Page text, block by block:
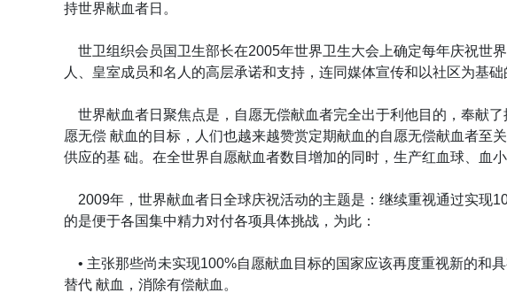
持世界献血者日。
世卫组织会员国卫生部长在2005年世界卫生大会上确定每年庆祝世
人、皇室成员和名人的高层承诺和支持，连同媒体宣传和以社区为基
世界献血者日聚焦点是，自愿无偿献血者完全出于利他目的，奉献
愿无偿 献血的目标，人们也越来越赞赏定期献血的自愿无偿献血者至
供应的基 础。在全世界自愿献血者数目增加的同时，生产红血球、血
2009年，世界献血者日全球庆祝活动的主题是：继续重视通过实现
的是便于各国集中精力对付各项具体挑战，为此：
• 主张那些尚未实现100%自愿献血目标的国家应该再度重视新的和
替代 献血，消除有偿献血。